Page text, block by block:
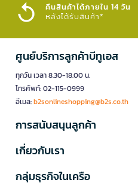
คืนสินค้าได้ภายใน 14 วัน
หลังได้รับสินค้า*
ศูนย์บริการลูกค้าบีทูเอส
ทุกวัน เวลา 8.30-18.00 น.
โทรศัพท์: 02-115-0999
อีเมล:b2sonlineshopping@b2s.co.th
การสนับสนุนลูกค้า
เกี่ยวกับเรา
กลุ่มธุรกิจในเครือ